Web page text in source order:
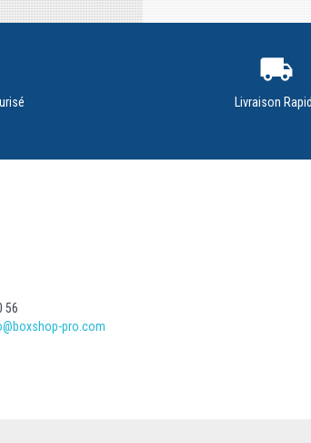
local_shipping
Livraison
56
pro.com